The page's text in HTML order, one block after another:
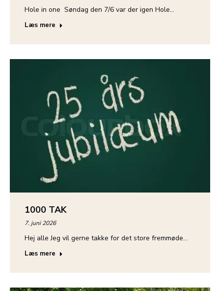
Hole in one Søndag den 7/6 var der igen Hole…
Læs mere
1000 TAK
7. juni 2026
Hej alle Jeg vil gerne takke for det store fremmøde…
Læs mere